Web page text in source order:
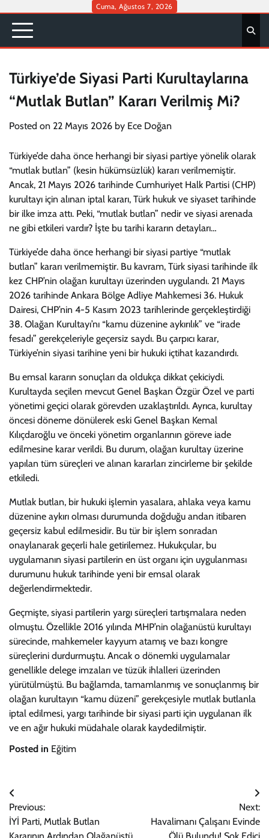
content
Cuma, Ağustos 7, 2026
Türkiye’de Siyasi Parti Kurultaylarına
“Mutlak Butlan” Kararı Verilmiş Mi?
Posted on 22 Mayıs 2026 by Ece Doğan
Türkiye’de daha önce herhangi bir siyasi partiye yönelik olarak
“mutlak butlan” (kesin hükümsüzlük) kararı verilmemiştir.
Ancak, 21 Mayıs 2026 tarihinde Cumhuriyet Halk Partisi (CHP)
kurultayı için alınan iptal kararı, Türk hukuk ve siyaset tarihinde
bir ilke imza attı. Peki, “mutlak butlan” nedir ve siyasi arenada
ne gibi etkileri vardır? İşte bu tarihi kararın detayları…
Türkiye’de daha önce herhangi bir siyasi partiye “mutlak
butlan” kararı verilmemiştir. Bu kavram, Türk siyasi tarihinde ilk
kez CHP’nin olağan kurultayı üzerinden uygulandı. 21 Mayıs
2026 tarihinde Ankara Bölge Adliye Mahkemesi 36. Hukuk
Dairesi, CHP’nin 4-5 Kasım 2023 tarihlerinde gerçekleştirdiği
38. Olağan Kurultayı’nı “kamu düzenine aykırılık” ve “irade
fesadı” gerekçeleriyle geçersiz saydı. Bu çarpıcı karar,
Türkiye’nin siyasi tarihine yeni bir hukuki içtihat kazandırdı.
Bu emsal kararın sonuçları da oldukça dikkat çekiciydi.
Kurultayda seçilen mevcut Genel Başkan Özgür Özel ve parti
yönetimi geçici olarak görevden uzaklaştırıldı. Ayrıca, kurultay
öncesi döneme dönülerek eski Genel Başkan Kemal
Kılıçdaroğlu ve önceki yönetim organlarının göreve iade
edilmesine karar verildi. Bu durum, olağan kurultay üzerine
yapılan tüm süreçleri ve alınan kararları zincirleme bir şekilde
etkiledi.
Mutlak butlan, bir hukuki işlemin yasalara, ahlaka veya kamu
düzenine aykırı olması durumunda doğduğu andan itibaren
geçersiz kabul edilmesidir. Bu tür bir işlem sonradan
onaylanarak geçerli hale getirilemez. Hukukçular, bu
uygulamanın siyasi partilerin en üst organı için uygulanması
durumunu hukuk tarihinde yeni bir emsal olarak
değerlendirmektedir.
Geçmişte, siyasi partilerin yargı süreçleri tartışmalara neden
olmuştu. Özellikle 2016 yılında MHP’nin olağanüstü kurultayı
sürecinde, mahkemeler kayyum atamış ve bazı kongre
süreçlerini durdurmuştu. Ancak o dönemki uygulamalar
genellikle delege imzaları ve tüzük ihlalleri üzerinden
yürütülmüştü. Bu bağlamda, tamamlanmış ve sonuçlanmış bir
olağan kurultayın “kamu düzeni” gerekçesiyle mutlak butlanla
iptal edilmesi, yargı tarihinde bir siyasi parti için uygulanan ilk
ve en ağır hukuki müdahale olarak kaydedilmiştir.
Posted in Eğitim
Yazı
gezinmesi
Previous:
İYİ Parti, Mutlak Butlan
Next:
Havalimanı Çalışanı Evinde